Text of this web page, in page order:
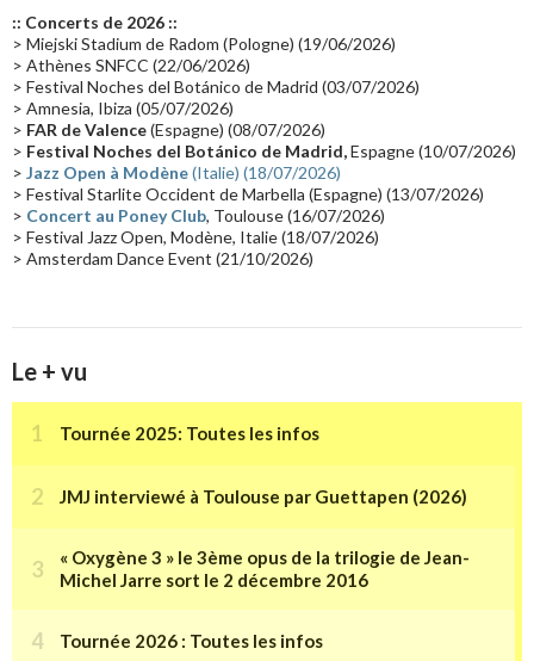
Passages radio Vidéo Jarrecast (16) Synthé 80's
Les concerts en Chine(16) Cinéma
Synthé Roland(15) Belgique(15)
(14) Astronomie (14) (14)
Tournée 2025(14) 2024(14) Chine(13)
:: Concerts de 2026 ::
> Miejski Stadium de Radom (Pologne) (19/06/2026)
> Athènes SNFCC (22/06/2026)
> Festival Noches del Botánico de Madrid (03/07/2026)
> Amnesia, Ibiza (05/07/2026)
> FAR de Valence(Espagne) (08/07/2026)
> Festival Noches del Botánico de Madrid,Espagne (10/07/2026)
> Jazz Open à Modène(Italie) (18/07/2026)
> Festival Starlite Occident de Marbella (Espagne) (13/07/2026)
> Concert au Poney Club, Toulouse (16/07/2026)
> Festival Jazz Open, Modène, Italie (18/07/2026)
> Amsterdam Dance Event (21/10/2026)
Le + vu